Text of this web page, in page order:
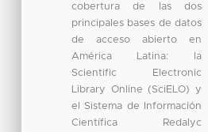
cobertura de las dos
principales bases de datos
de acceso abierto en
América Latina: la
Scientific Electronic
Library Online (SciELO) y
el Sistema de Información
Científica Redalyc